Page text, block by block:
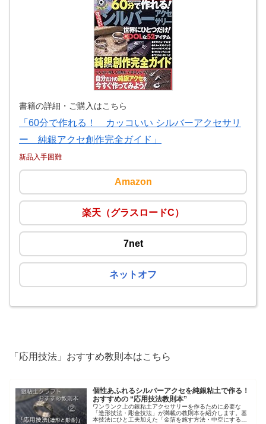
書籍の詳細・ご購入はこちら
「60分で作れる！ カッコいい シルバーアクセサリ
ー 純銀アクセ創作完全ガイド」
新品入手困難
Amazon
楽天（グラスロードC）
7net
ネットオフ
「応用技法」おすすめ教則本はこちら
個性あふれるシルバーアクセを純銀粘土で作る！
おすすめの “応用技法教則本”
ワンランク上の銀粘土アクセサリーを作るために必要な
「造形技法・彫金技法」が満載の教則本を紹介します。基
本技法にひと工夫加えた「金箔を施す方法・中空にする方